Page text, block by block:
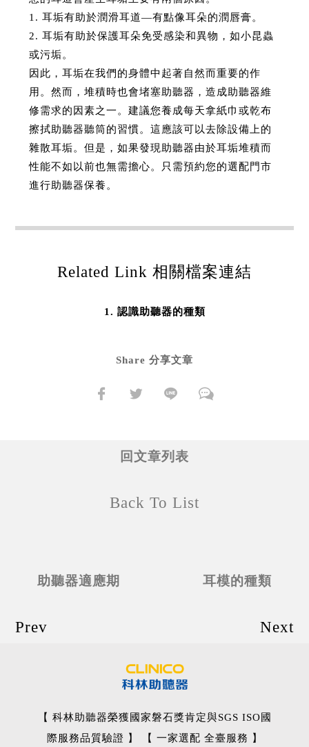
1. 耳垢有助於潤滑耳道—有點像耳朵的潤唇膏。
2. 耳垢有助於保護耳朵免受感染和異物，如小昆蟲
或污垢。
因此，耳垢在我們的身體中起著自然而重要的作
用。然而，堆積時也會堵塞助聽器，造成助聽器維
修需求的因素之一。建議您養成每天拿紙巾或乾布
擦拭助聽器聽筒的習慣。這應該可以去除設備上的
雜散耳垢。但是，如果發現助聽器由於耳垢堆積而
性能不如以前也無需擔心。只需預約您的選配門市
進行助聽器保養。
Related Link 相關檔案連結
認識助聽器的種類
Share 分享文章
助聽器適應期
Prev
回文章列表
Back To List
耳模的種類
Next
【 科林助聽器榮獲國家磐石獎肯定與SGS ISO國
際服務品質驗證 】 【 一家選配 全臺服務 】